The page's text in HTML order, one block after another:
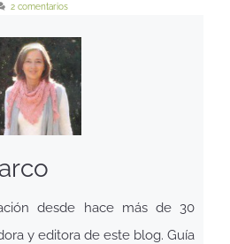
2 comentarios
desde hace más de 30
y editora de este blog. Guía